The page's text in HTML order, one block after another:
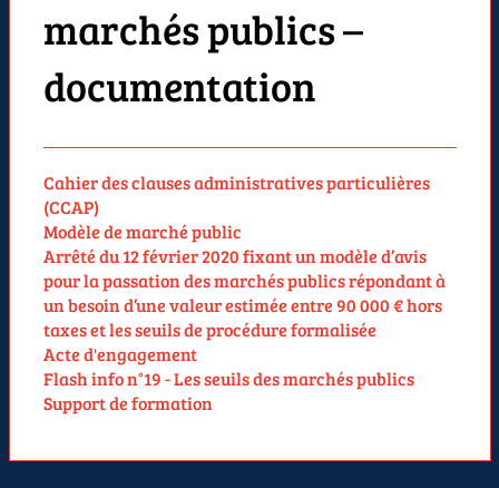
marchés publics –
documentation
Cahier des clauses administratives particulières
(CCAP)
Modèle de marché public
Arrêté du 12 février 2020 fixant un modèle d’avis
pour la passation des marchés publics répondant à
un besoin d’une valeur estimée entre 90 000 € hors
taxes et les seuils de procédure formalisée
Acte d'engagement
Flash info n°19 - Les seuils des marchés publics
Support de formation